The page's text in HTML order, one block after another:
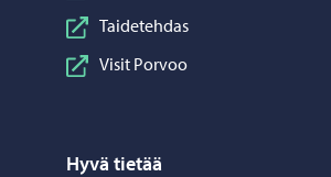
Taidetehdas
Visit Porvoo
Hyvä tietää